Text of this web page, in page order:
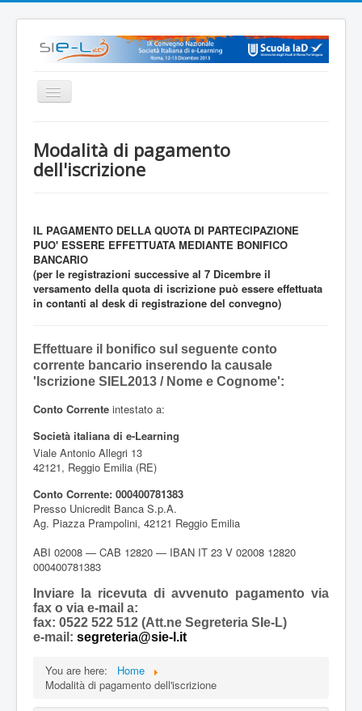
Comitato Scientifico
Contributi Scientifici
Date e scadenze
Atti
Modalità di pagamento
dell'iscrizione
IL PAGAMENTO DELLA QUOTA DI PARTECIPAZIONE
PUO' ESSERE EFFETTUATA MEDIANTE BONIFICO
BANCARIO
(per le registrazioni successive al 7 Dicembre il
versamento della quota di iscrizione può essere effettuata
in contanti al desk di registrazione del convegno)
Effettuare il bonifico sul seguente conto
corrente bancario inserendo la causale
'Iscrizione SIEL2013 / Nome e Cognome':
Conto Corrente intestato a:
Società italiana di e-Learning
Viale Antonio Allegri 13
42121, Reggio Emilia (RE)
Conto Corrente: 000400781383
Presso Unicredit Banca S.p.A.
Ag. Piazza Prampolini, 42121 Reggio Emilia
ABI 02008 — CAB 12820 — IBAN IT 23 V 02008 12820
000400781383
Inviare la ricevuta di avvenuto pagamento via
fax o via e-mail a:
fax: 0522 522 512 (Att.ne Segreteria SIe-L)
e-mail: segreteria@sie-l.it
You are here:
Home
Modalità di pagamento dell'iscrizione